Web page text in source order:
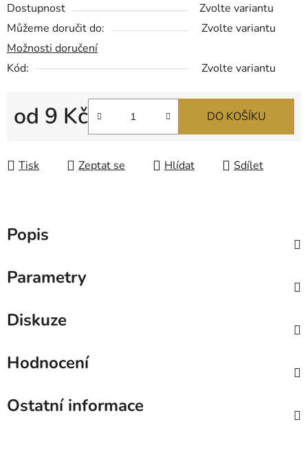
Dostupnost
Zvolte variantu
Můžeme doručit do:
Zvolte variantu
Možnosti doručení
Kód:
Zvolte variantu
od 9 Kč DO KOŠÍKU
Tisk Zeptat se Hlídat Sdílet
Popis
Parametry
Diskuze
Hodnocení
Ostatní informace